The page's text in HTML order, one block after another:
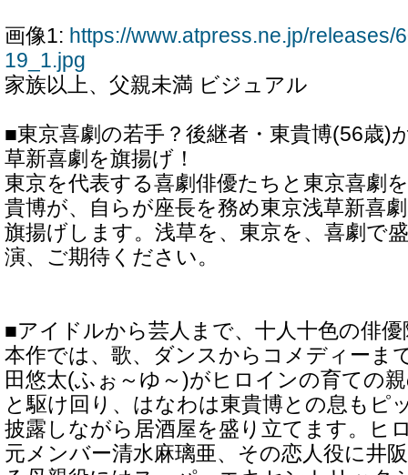
画像1: https://www.atpress.ne.jp/releases/
19_1.jpg
家族以上、父親未満 ビジュアル
■東京喜劇の若手？後継者・東貴博(56歳)
草新喜劇を旗揚げ！
東京を代表する喜劇俳優たちと東京喜劇
貴博が、自らが座長を務め東京浅草新喜
旗揚げします。浅草を、東京を、喜劇で
演、ご期待ください。
■アイドルから芸人まで、十人十色の俳
本作では、歌、ダンスからコメディーま
田悠太(ふぉ～ゆ～)がヒロインの育ての
と駆け回り、はなわは東貴博との息もピ
披露しながら居酒屋を盛り立てます。ヒ
元メンバー清水麻璃亜、その恋人役に井